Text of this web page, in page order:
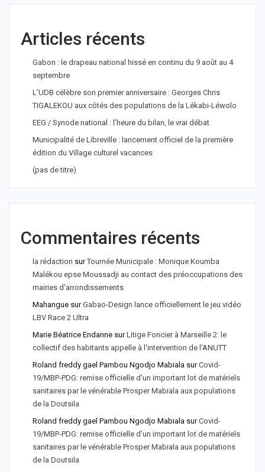
Articles récents
Gabon : le drapeau national hissé en continu du 9 août au 4
septembre
L’UDB célèbre son premier anniversaire : Georges Chris
TIGALEKOU aux côtés des populations de la Lékabi-Léwolo
EEG / Synode national : l’heure du bilan, le vrai débat
Municipalité de Libreville : lancement officiel de la première
édition du Village culturel vacances
(pas de titre)
Commentaires récents
la rédaction surTournée Municipale : Monique Koumba
Malékou epse Moussadji au contact des préoccupations des
mairies d'arrondissements
Mahangue surGabao-Design lance officiellement le jeu vidéo
LBV Race 2 Ultra
Marie Béatrice Endanne surLitige Foncier à Marseille 2: le
collectif des habitants appelle à l'intervention de l'ANUTT
Roland freddy gael Pambou Ngodjo Mabiala surCovid-
19/MBP-PDG: remise officielle d'un important lot de matériels
sanitaires par le vénérable Prosper Mabiala aux populations
de la Doutsila
Roland freddy gael Pambou Ngodjo Mabiala surCovid-
19/MBP-PDG: remise officielle d’un important lot de matériels
sanitaires par le vénérable Prosper Mabiala aux populations
de la Doutsila